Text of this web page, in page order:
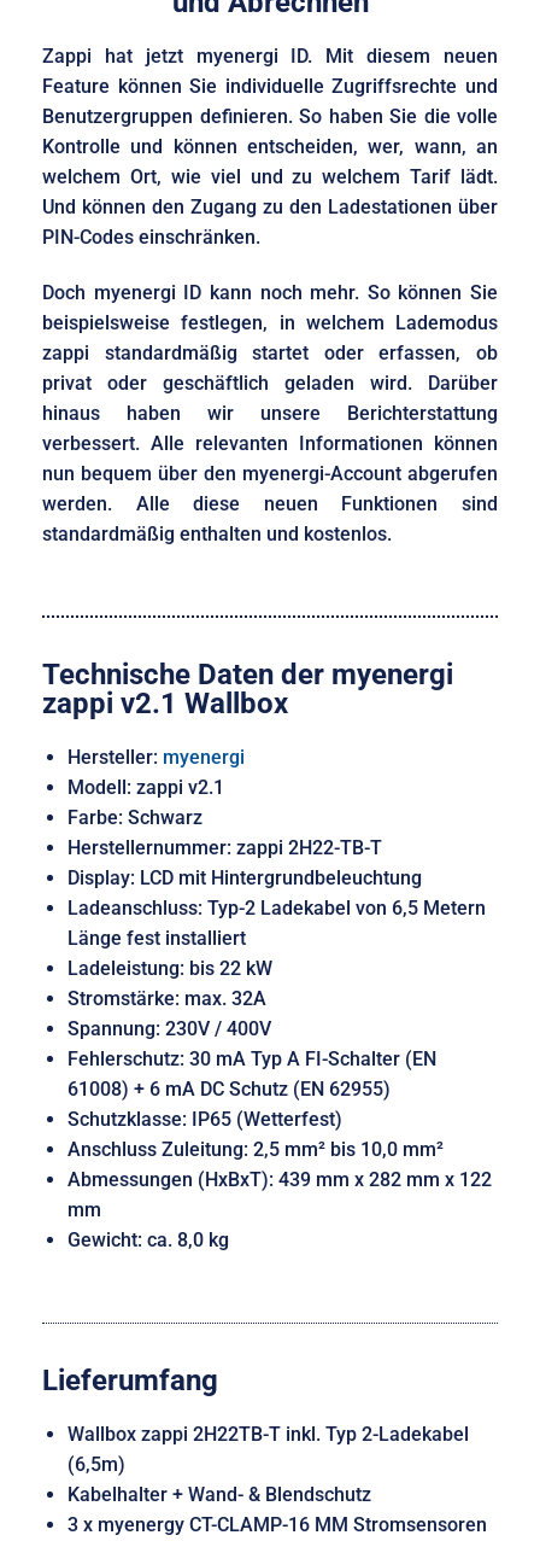
Zappi hat jetzt myenergi ID. Mit diesem neuen
Feature können Sie individuelle Zugriffsrechte und
Benutzergruppen definieren. So haben Sie die volle
Kontrolle und können entscheiden, wer, wann, an
welchem Ort, wie viel und zu welchem Tarif lädt.
Und können den Zugang zu den Ladestationen über
PIN-Codes einschränken.
Doch myenergi ID kann noch mehr. So können Sie
beispielsweise festlegen, in welchem Lademodus
zappi standardmäßig startet oder erfassen, ob
privat oder geschäftlich geladen wird. Darüber
hinaus haben wir unsere Berichterstattung
verbessert. Alle relevanten Informationen können
nun bequem über den myenergi-Account abgerufen
werden. Alle diese neuen Funktionen sind
standardmäßig enthalten und kostenlos.
Technische Daten der myenergi
zappi v2.1 Wallbox
Hersteller: myenergi
Modell: zappi v2.1
Farbe: Schwarz
Herstellernummer: zappi 2H22-TB-T
Display: LCD mit Hintergrundbeleuchtung
Ladeanschluss: Typ-2 Ladekabel von 6,5 Metern
Länge fest installiert
Ladeleistung: bis 22 kW
Stromstärke: max. 32A
Spannung: 230V / 400V
Fehlerschutz: 30 mA Typ A FI-Schalter (EN
61008) + 6 mA DC Schutz (EN 62955)
Schutzklasse: IP65 (Wetterfest)
Anschluss Zuleitung: 2,5 mm² bis 10,0 mm²
Abmessungen (HxBxT): 439 mm x 282 mm x 122
mm
Gewicht: ca. 8,0 kg
Lieferumfang
Wallbox zappi 2H22TB-T inkl. Typ 2-Ladekabel
(6,5m)
Kabelhalter + Wand- & Blendschutz
3 x myenergy CT-CLAMP-16 MM Stromsensoren